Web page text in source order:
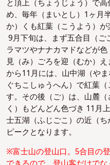
と頂上（ちょうじょう）で
め、毎年（まいとし）1ヶ月
か）くも紅葉（こうよう）が
9月下旬は、まず五合目（
ラマツやナナカマドなどが
見（み）ごろを迎（むか）え
から11月には、山中湖（や
ぐちこしゅうへん）で紅葉
す。その後（ご）は、山麓
く）もどんどん色づき 11月
士五湖（ふじごこ）の近（
ピークとなります。
※富士山の登山口。5合目の